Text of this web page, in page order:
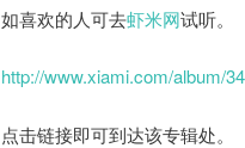
如喜欢的人可去虾米网试听。
http://www.xiami.com/album/
点击链接即可到达该专辑处。